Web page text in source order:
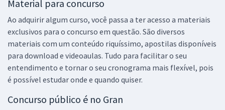
Material para concurso
Ao adquirir algum curso, você passa a ter acesso a materiais
exclusivos para o concurso em questão. São diversos
materiais com um conteúdo riquíssimo, apostilas disponíveis
para download e videoaulas. Tudo para facilitar o seu
entendimento e tornar o seu cronograma mais flexível, pois
é possível estudar onde e quando quiser.
Concurso público é no Gran